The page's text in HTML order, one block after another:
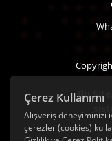
Çerez Kullanımı
Alışveriş
çerezler (cookies)
Bu Site,